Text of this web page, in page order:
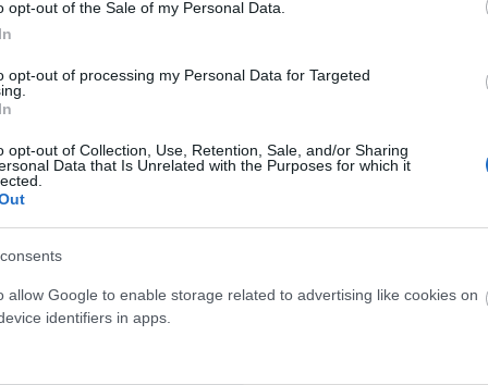
opt-out of the Sale of my Personal Data.
opt-out of processing my Personal Data for Targeted
opt-out of Collection, Use, Retention, Sale, and/or Sharing
Data that Is Unrelated with the Purposes for which it
allow Google to enable storage related to advertising like cookies on
identifiers in apps.
példa a sebezhetőség vagy a tökéletlenség
feladat kapcsán.
tévedtél.
kérni.
Egyikőnk sem tökéletes, ha pedig fel merjük
kevésbé legyenek kritikusak önmagukkal